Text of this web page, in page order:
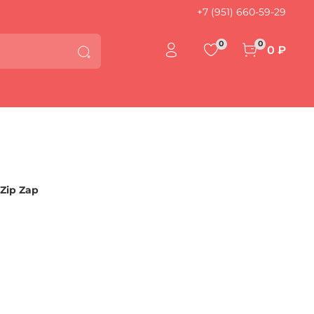
+7 (951) 660-59-29
0 0 0 ₽
Zap